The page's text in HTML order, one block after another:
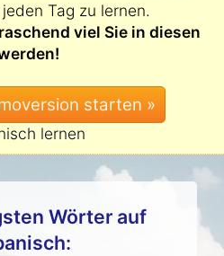
Tag zu lernen.
viel Sie in diesen
Wörter auf